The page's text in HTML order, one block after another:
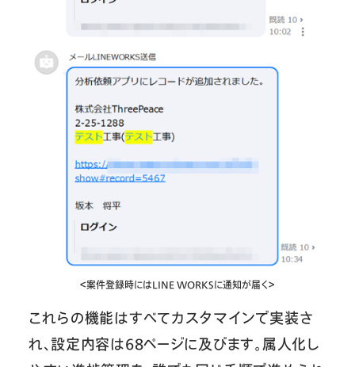
＜案件登録時にはLINE WORKSに通知が届く＞
これらの機能はすべてカスタマインで実装さ
れ、設定内容は68ページに及びます。属人化し